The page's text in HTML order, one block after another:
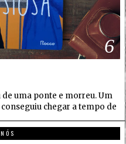
6
uma ponte e morreu. Um
chegar a tempo de